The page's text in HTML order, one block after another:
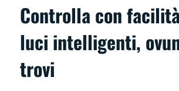
Controlla con
luci intelligenti,
trovi